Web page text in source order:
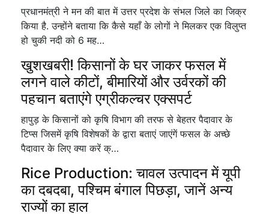
प्रधानमंत्री ने मन की बात में उत्तर प्रदेश के संभल जिले का जिक्र
किया है. उन्होंने बताया कि कैसे यहाँ के लोगों ने मिलकर एक विलुप्त
हो चुकी नदी को 6 मह…
खुशखबरी! किसानों के घर जाकर फसल में
लगने वाले कीटों, बीमारियों और उर्वरकों की
पहचान बताएंगे एग्रीकल्चर एक्सपर्ट
हापुड़ के किसानों को कृषि विभाग की तरफ से बेहतर पैदावार के
टिप्स जिसमें कृषि विशेषकों के द्वारा बताएं जाएंगें फसल के अच्छे
पैदावार के लिए क्या करें क्…
Rice Production: चावल उत्पादन में यूपी
का दबदबा, पश्चिम बंगाल पिछड़ा, जानें अन्य
राज्यों का हाल